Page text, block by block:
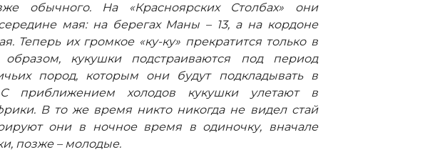
обычного. На «Красноярских Столбах» они
мая: на берегах Маны – 13, а на кордоне
Теперь их громкое «ку-ку» прекратится только в
кукушки подстраиваются под период
пород, которым они будут подкладывать в
приближением холодов кукушки улетают в
В то же время никто никогда не видел стай
они в ночное время в одиночку, вначале
позже – молодые.